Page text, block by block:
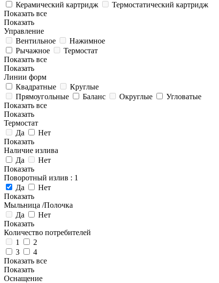
Керамический картридж
Термостатический картридж
Показать все
Показать
Управление
Вентильное
Нажимное
Рычажное
Термостат
Показать все
Показать
Линии форм
Квадратные
Круглые
Прямоугольные
Баланс Округлые
Угловатые
Показать все
Показать
Термостат
Да
Нет
Показать
Наличие излива
Да
Нет
Показать
Поворотный излив : 1
Да
Нет
Показать
Мыльница /Полочка
Да
Нет
Показать
Количество потребителей
1
2
3
4
Показать все
Показать
Оснащение